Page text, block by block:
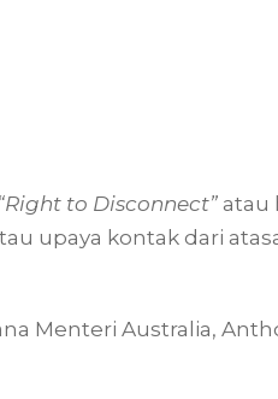
“Right to Disconnect” atau
upaya kontak dari
Menteri Australia,